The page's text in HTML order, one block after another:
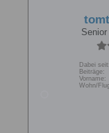
Dabei seit:
Beiträge:
Vorname:
Wohn/